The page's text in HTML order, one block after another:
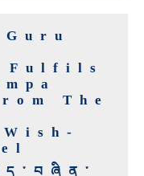
Fulfils
The